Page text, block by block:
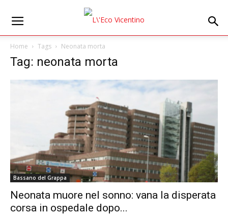
Home Tags Neonata morta
Tag: neonata morta
Bassano del Grappa
Neonata muore nel sonno: vana la disperata
corsa in ospedale dopo...